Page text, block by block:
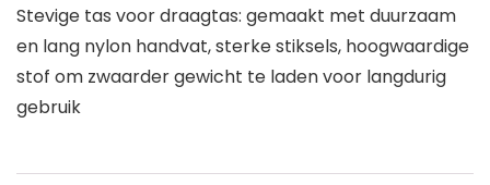
Stevige tas voor draagtas: gemaakt met duurzaam
en lang nylon handvat, sterke stiksels, hoogwaardige
stof om zwaarder gewicht te laden voor langdurig
gebruik